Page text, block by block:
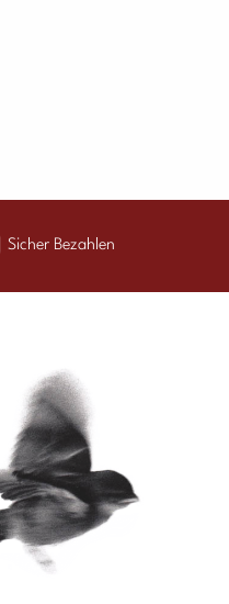
Sicher Bezahlen